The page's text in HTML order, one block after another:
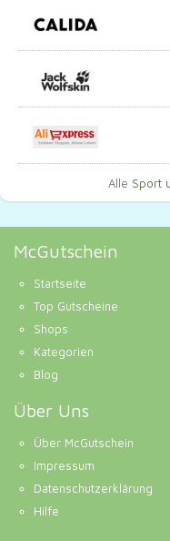
Alle Sport
McGutschein
Startseite
Top Gutscheine
Shops
Kategorien
Blog
Über Uns
Über McGutschein
Impressum
Datenschutzerklärung
Hilfe